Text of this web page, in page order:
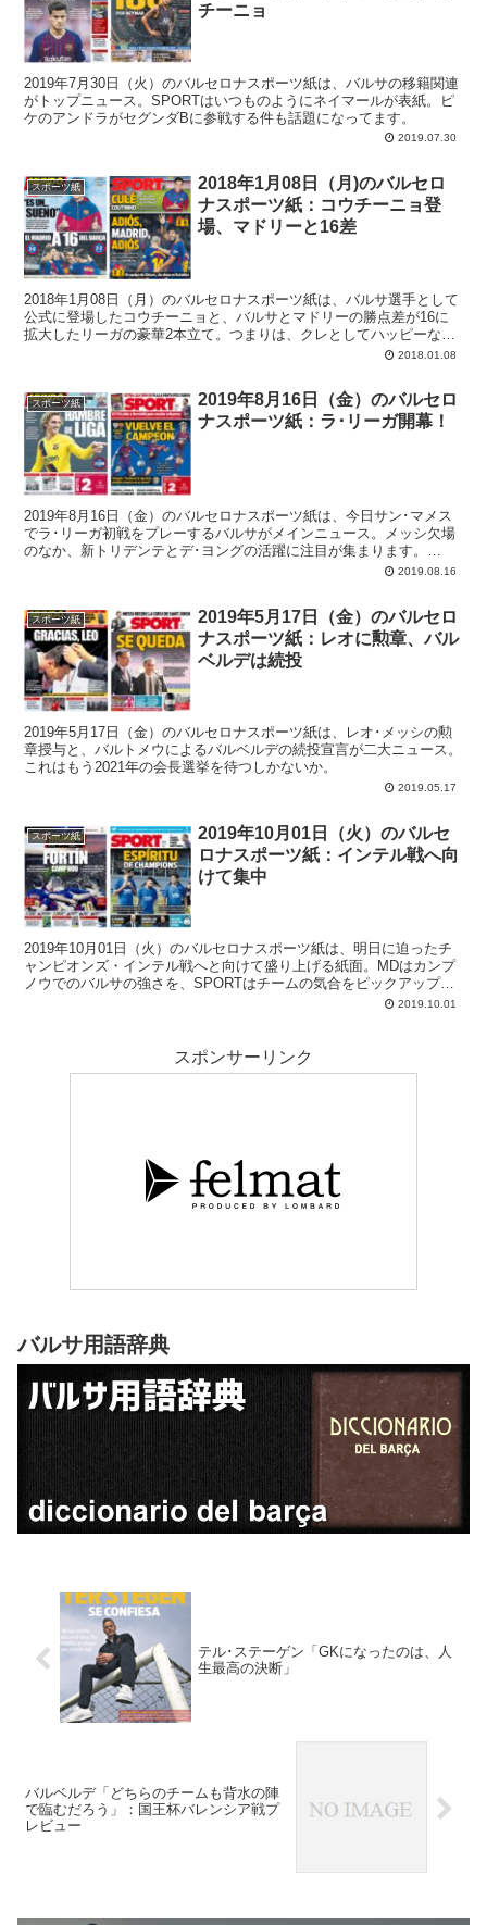
チーニョ
2019年7月30日（火）のバルセロナスポーツ紙は、バルサの移籍関連
がトップニュース。SPORTはいつものようにネイマールが表紙。ピ
ケのアンドラがセグンダBに参戦する件も話題になってます。
2019.07.30
スポーツ紙
2018年1月08日（月)のバルセロ
ナスポーツ紙：コウチーニョ登
場、マドリーと16差
2018年1月08日（月）のバルセロナスポーツ紙は、バルサ選手として
公式に登場したコウチーニョと、バルサとマドリーの勝点差が16に
拡大したリーガの豪華2本立て。つまりは、クレとしてハッピーな月
2018.01.08
スポーツ紙
2019年8月16日（金）のバルセロ
ナスポーツ紙：ラ･リーガ開幕！
2019年8月16日（金）のバルセロナスポーツ紙は、今日サン･マメス
でラ･リーガ初戦をプレーするバルサがメインニュース。メッシ欠場
のなか、新トリデンテとデ･ヨングの活躍に注目が集まります。
2019.08.16
スポーツ紙
2019年5月17日（金）のバルセロ
ナスポーツ紙：レオに勲章、バル
ベルデは続投
2019年5月17日（金）のバルセロナスポーツ紙は、レオ･メッシの勲
章授与と、バルトメウによるバルベルデの続投宣言が二大ニュース。
これはもう2021年の会長選挙を待つしかないか。
2019.05.17
スポーツ紙
2019年10月01日（火）のバルセ
ロナスポーツ紙：インテル戦へ向
けて集中
2019年10月01日（火）のバルセロナスポーツ紙は、明日に迫ったチ
ャンピオンズ・インテル戦へと向けて盛り上げる紙面。MDはカンプ
ノウでのバルサの強さを、SPORTはチームの気合をピックアップし
2019.10.01
スポンサーリンク
バルサ用語辞典
テル･ステーゲン「GKになったのは、人
生最高の決断」
バルベルデ「どちらのチームも背水の陣
で臨むだろう」：国王杯バレンシア戦プ
レビュー